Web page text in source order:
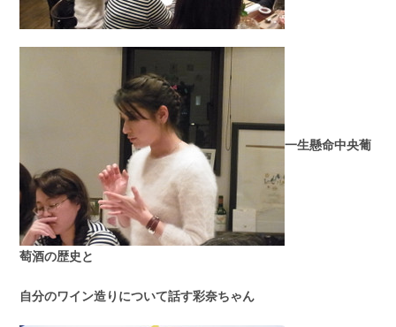
一生懸命中央葡
萄酒の歴史と
自分のワイン造りについて話す彩奈ちゃん